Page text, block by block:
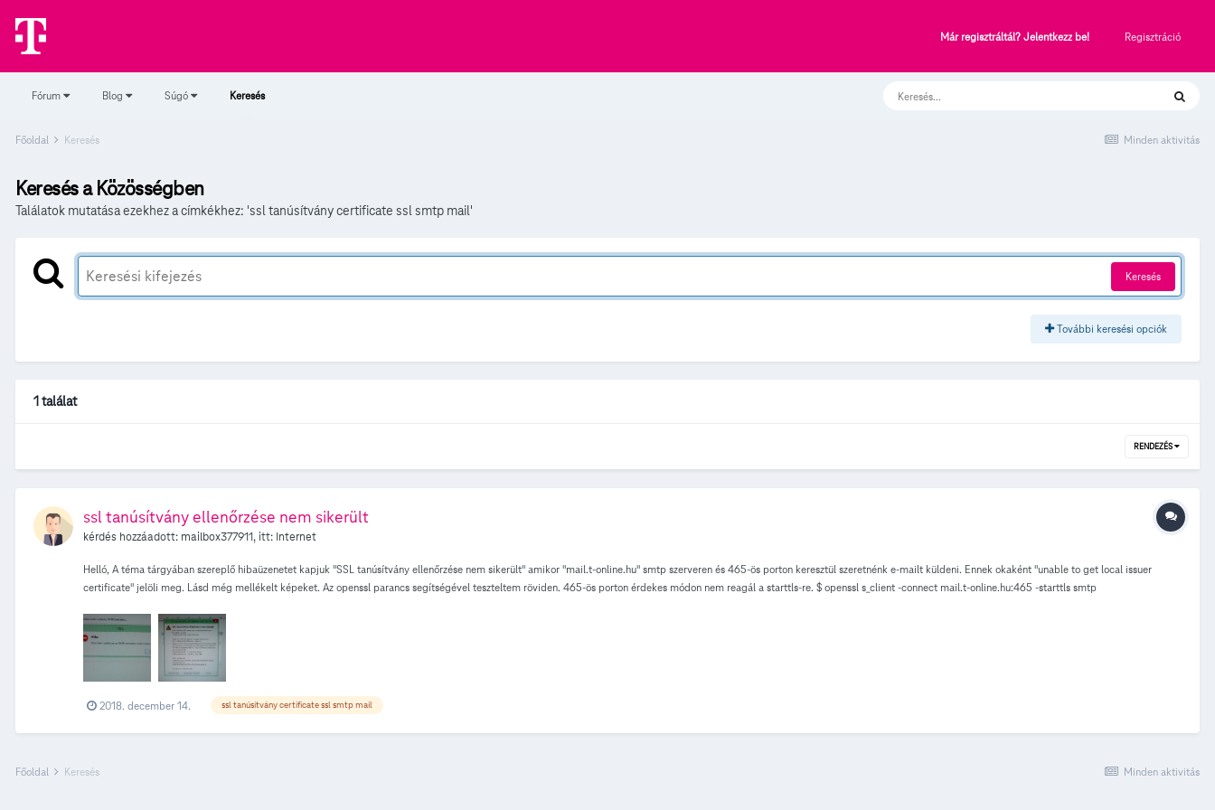
Már regisztráltál? Jelentkezz be! Regisztráció
Fórum Blog Súgó Keresés
Minden aktivitás
Főoldal Keresés
Keresés a Közösségben
Találatok mutatása ezekhez a címkékhez: 'ssl tanúsítvány certificate ssl smtp mail'
Keresés
További keresési opciók
1 találat
RENDEZÉS
ssl tanúsítvány ellenőrzése nem sikerült
kérdés hozzáadott: mailbox377911, itt: Internet
Helló, A téma tárgyában szereplő hibaüzenetet kapjuk "SSL tanúsítvány ellenőrzése nem sikerült" amikor "mail.t-online.hu" smtp szerveren és 465-ös porton keresztül szeretnénk e-mailt küldeni. Ennek okaként "unable to get local issuer
certificate" jelöli meg. Lásd még mellékelt képeket. Az openssl parancs segítségével teszteltem röviden. 465-ös porton érdekes módon nem reagál a starttls-re. $ openssl s_client -connect mail.t-online.hu:465 -starttls smtp
.... Viszont a 25-ös porton igen, és itt is megkapom az "unable to get local issuer certificate" üzenetet: $ openssl s_client -connect mail.t-online.hu:25 -starttls smtp CONNECTED(00000003) depth=0 C = HU, L = Budapest, O = Magyar
Telekom Plc., OU = TU.ITOps.BSOD, CN = mail.t-online.hu verify error:num=20:unable to get local issuer certificate verify return:1 depth=0 C = HU, L = Budapest, O = Magyar Telekom Plc., OU = TU.ITOps.BSOD, CN = mail.t-online.hu verify
error:num=21:unable to verify the first certificate verify return:1 --- Certificate chain 0 s:/C=HU/L=Budapest/O=Magyar Telekom Plc./OU=TU.ITOps.BSOD/CN=mail.t-online.hu i:/C=HU/L=Budapest/O=NetLock
Kft./OU=Tan\xC3\xBAs\xC3\xADtv\xC3\xA1nykiad\xC3\xB3k (Certification Services)/CN=NetLock Expressz (Class C) Tan\xC3\xBAs\xC3\xADtv\xC3\xA1nykiad\xC3\xB3 --- Server certificate -----BEGIN CERTIFICATE-----
MIIJ6zCCCNOgAwIBAgIOWuH4BgFVtnmsJ6otX6IwDQYJKoZIhvcNAQELBQAwgaox CzAJBgNVBAYTAkhVMREwDwYDVQQHDAhCdWRhcGVzdDEVMBMGA1UECgwMTmV0TG9j
ayBLZnQuMTcwNQYDVQQLDC5UYW7DunPDrXR2w6FueWtpYWTDs2sgKENlcnRpZmlj YXRpb24gU2VydmljZXMpMTgwNgYDVQQDDC9OZXRMb2NrIEV4cHJlc3N6IChDbGFz ... Mi a teendő? Egyelőre az átmenetileg megoldja a problémát
ha ideiglenesen elfogadjuk a tanúsítványt, így lehet üzenetet küldeni. De nem biztos, hogy ez a helyes megoldás. Ettől függetlenül egyébként mint látható a hibaüzenetet kiküldi a szerver és úgy néz ki mintha nem lenne jól beállítva a szerver
2018. december 14. ssl tanúsítvány certificate ssl smtp mail
Minden aktivitás
Főoldal Keresés